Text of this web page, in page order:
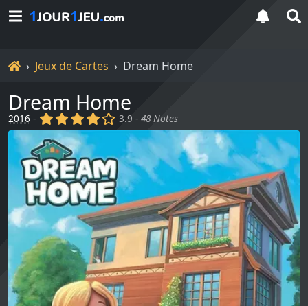
Accueil
Jeux de Cartes Dream Home
Dream Home
2016 - (x) (x) (x) (x) ()
3.9 -48 Notes